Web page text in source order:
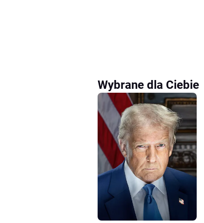
Wybrane dla Ciebie